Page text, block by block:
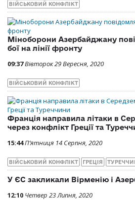
ВІЙСЬКОВИЙ КОНФЛІКТ
Міноборони Азербайджану
бої на лінії фронту
09:37Вівторок 29 Вересня, 2020
ВІЙСЬКОВИЙ КОНФЛІКТ
Франція направила літаки в
через конфлікт Греції та
15:44П’ятниця 14 Серпня, 2020
ВІЙСЬКОВИЙ КОНФЛІКТ ГРЕЦІЯ
У ЄС закликали Вірменію і
12:10 Четвер 23 Липня, 2020